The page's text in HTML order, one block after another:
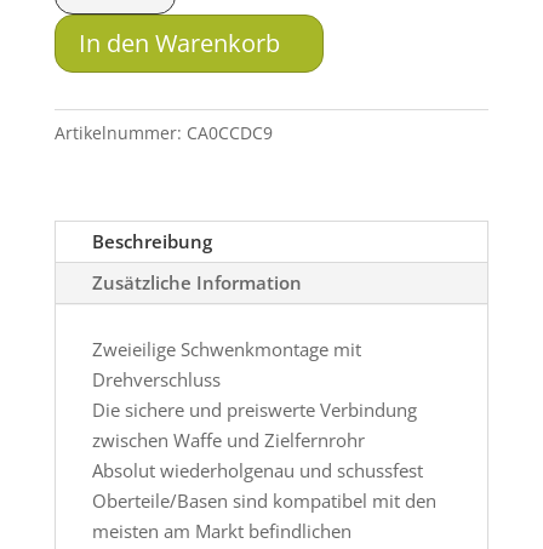
zweiteilig
mit
für
Menge
In den Warenkorb
Artikelnummer: CA0CCDC9
Beschreibung
Zusätzliche Information
Zweieilige Schwenkmontage mit
Drehverschluss
Die sichere und preiswerte Verbindung
zwischen Waffe und Zielfernrohr
Absolut wiederholgenau und schussfest
Oberteile/Basen sind kompatibel mit den
meisten am Markt befindlichen